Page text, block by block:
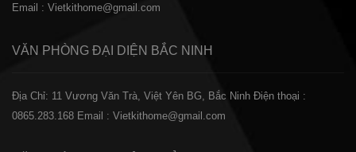
Email : Vietkithome@gmail.com
VĂN PHÒNG ĐẠI DIỆN BẮC NINH
Địa Chỉ: 11 Vương Văn Trà, Việt Yên BG, Bắc Ninh Điện thoại :
0865.283.168 Email : Vietkithome@gmail.com